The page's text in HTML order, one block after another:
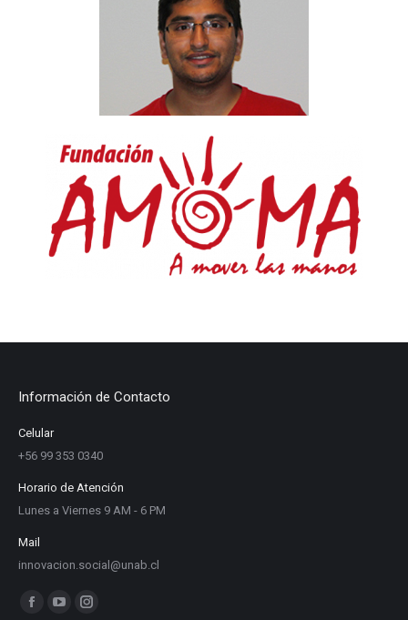
Información de Contacto
Celular
+56 99 353 0340
Horario de Atención
Lunes a Viernes 9 AM - 6 PM
Mail
innovacion.social@unab.cl
Find us on:
Facebook
YouTubeInstagram